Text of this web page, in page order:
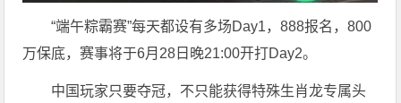
“端午粽霸赛”每天都设有多场Day1，888报名，800
万保底，赛事将于6月28日晚21:00开打Day2。
中国玩家只要夺冠，不只能获得特殊生肖龙专属头